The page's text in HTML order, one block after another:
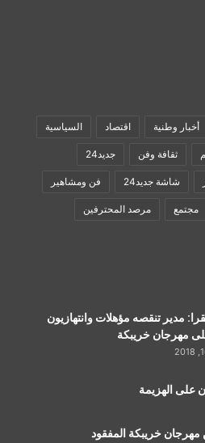
أخبار وطنية اقتصاد السياسية
ثقافة وفن جديد24
شاشة جديد24 فن ومشاهير
مجتمع مرصد المحترفين
مدير تنقصه مؤهلات وانتهازيون
مهرجان خريبكة
خريبكة المفقود